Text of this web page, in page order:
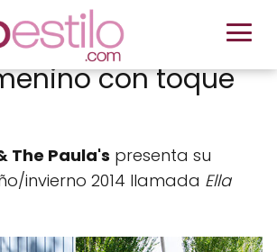
con toque
The Paula's presenta su
invierno 2014 llamada Ella